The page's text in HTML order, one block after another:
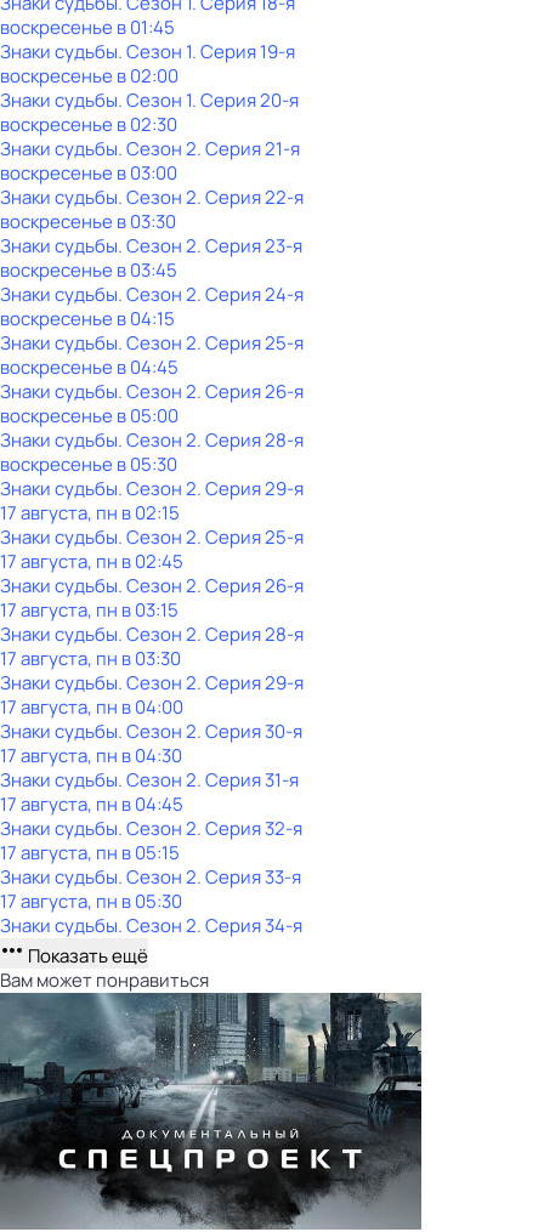
воскресенье в01:45
Знаки судьбы. Сезон 1. Серия 19-я
воскресенье в02:00
Знаки судьбы. Сезон 1. Серия 20-я
воскресенье в02:30
Знаки судьбы. Сезон 2. Серия 21-я
воскресенье в03:00
Знаки судьбы. Сезон 2. Серия 22-я
воскресенье в03:30
Знаки судьбы. Сезон 2. Серия 23-я
воскресенье в03:45
Знаки судьбы. Сезон 2. Серия 24-я
воскресенье в04:15
Знаки судьбы. Сезон 2. Серия 25-я
воскресенье в04:45
Знаки судьбы. Сезон 2. Серия 26-я
воскресенье в05:00
Знаки судьбы. Сезон 2. Серия 28-я
воскресенье в05:30
Знаки судьбы. Сезон 2. Серия 29-я
17 августа, пн в 02:15
Знаки судьбы. Сезон 2. Серия 25-я
17 августа, пн в 02:45
Знаки судьбы. Сезон 2. Серия 26-я
17 августа, пн в 03:15
Знаки судьбы. Сезон 2. Серия 28-я
17 августа, пн в 03:30
Знаки судьбы. Сезон 2. Серия 29-я
17 августа, пн в 04:00
Знаки судьбы. Сезон 2. Серия 30-я
17 августа, пн в 04:30
Знаки судьбы. Сезон 2. Серия 31-я
17 августа, пн в 04:45
Знаки судьбы. Сезон 2. Серия 32-я
17 августа, пн в 05:15
Знаки судьбы. Сезон 2. Серия 33-я
17 августа, пн в 05:30
Знаки судьбы. Сезон 2. Серия 34-я
Показать ещё
Вам может понравиться